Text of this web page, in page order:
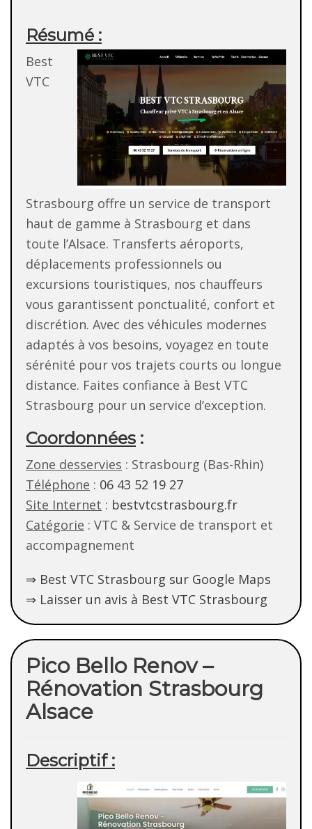
Résumé :
Best
VTC
Strasbourg offre un service de transport
haut de gamme à Strasbourg et dans
toute l’Alsace. Transferts aéroports,
déplacements professionnels ou
excursions touristiques, nos chauffeurs
vous garantissent ponctualité, confort et
discrétion. Avec des véhicules modernes
adaptés à vos besoins, voyagez en toute
sérénité pour vos trajets courts ou longue
distance. Faites confiance à Best VTC
Strasbourg pour un service d’exception.
Coordonnées :
Zone desservies : Strasbourg (Bas-Rhin)
Téléphone : 06 43 52 19 27
Site Internet : bestvtcstrasbourg.fr
Catégorie : VTC & Service de transport et
accompagnement
⇒ Best VTC Strasbourg sur Google Maps
⇒ Laisser un avis à Best VTC Strasbourg
Pico Bello Renov –
Rénovation Strasbourg
Alsace
Descriptif :